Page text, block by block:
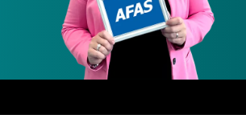
social media